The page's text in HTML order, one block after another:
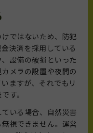
ではないため、防犯
決済を採用している
設備の破損といった
メラの設置や夜間の
ますが、それでもリ
す。
いる場合、自然災害
視できません。運営